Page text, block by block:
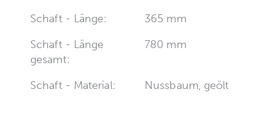
Schaft - Länge:
365 mm
Schaft - Länge
gesamt:
780 mm
Schaft - Material: Nussbaum, geölt